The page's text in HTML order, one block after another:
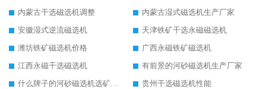
内蒙古干选磁选机调整
内蒙古湿式磁选机生产厂家
安徽湿式逆流磁选机
天津铁矿干选永磁磁选机
潍坊铁矿磁选机价格
广西永磁铁矿磁选机
江西永磁干选磁选机
有前景的河砂磁选机生产厂家
什么牌子的河砂磁选机选矿效果好
贵州干选磁选机性能